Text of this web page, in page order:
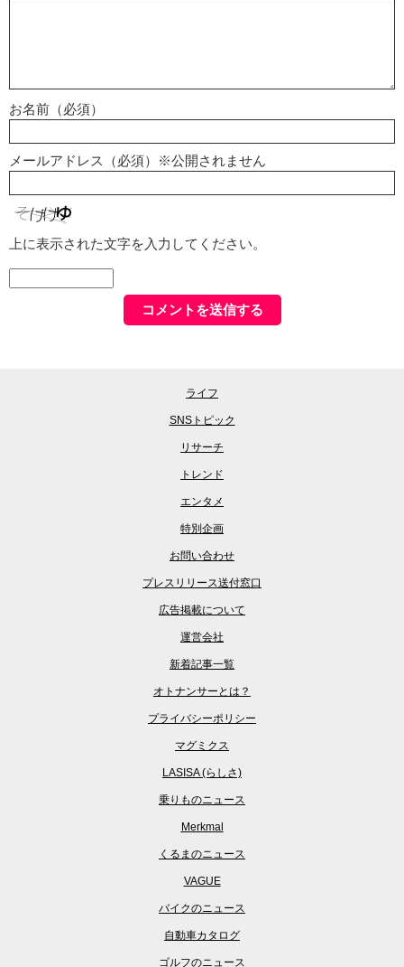
お名前（必須）
メールアドレス（必須）※公開されません
上に表示された文字を入力してください。
ライフ
SNSトピック
リサーチ
トレンド
エンタメ
特別企画
お問い合わせ
プレスリリース送付窓口
広告掲載について
運営会社
新着記事一覧
オトナンサーとは？
プライバシーポリシー
マグミクス
LASISA (らしさ)
乗りものニュース
Merkmal
くるまのニュース
VAGUE
バイクのニュース
自動車カタログ
ゴルフのニュース